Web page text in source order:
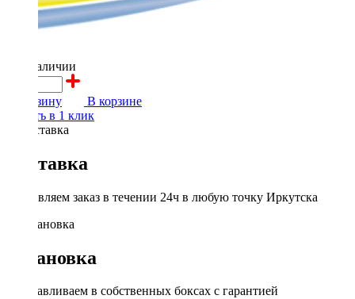
в наличии
В корзину
В корзине
Купить в 1 клик
Доставка
Доставляем заказ в течении 24ч в любую точку Иркутска
Установка
Устанавливаем в собственных боксах с гарантией